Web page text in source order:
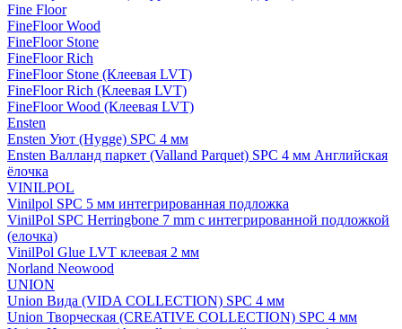
Fine Floor
FineFloor Wood
FineFloor Stone
FineFloor Rich
FineFloor Stone (Клеевая LVT)
FineFloor Rich (Клеевая LVT)
FineFloor Wood (Клеевая LVT)
Ensten
Ensten Уют (Hygge) SPC 4 мм
Ensten Валланд паркет (Valland Parquet) SPC 4 мм Английская
ёлочка
VINILPOL
Vinilpol SPC 5 мм интегрированная подложка
VinilPol SPC Herringbone 7 mm с интегрированной подложкой
(елочка)
VinilPol Glue LVT клеевая 2 мм
Norland Neowood
UNION
Union Вида (VIDA COLLECTION) SPC 4 мм
Union Творческая (CREATIVE COLLECTION) SPC 4 мм